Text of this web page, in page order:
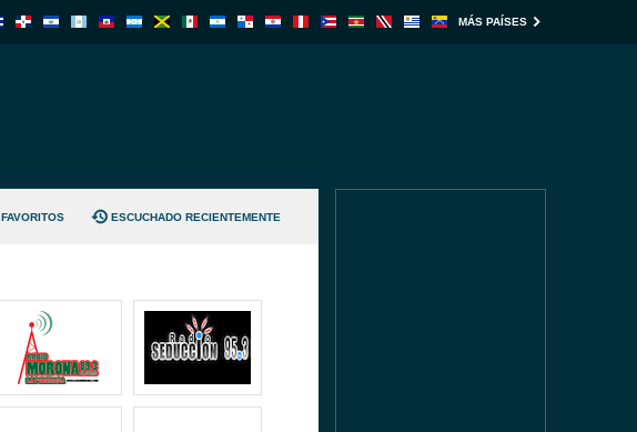
MÁS PAÍSES
FAVORITOS ESCUCHADO RECIENTEMENTE